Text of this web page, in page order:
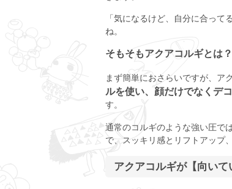
「気になるけど、自分に合っ
ね。
そもそもアクアコルギとは？
まず簡単におさらいですが、ア
ルを使い、顔だけでなくデ
す。
通常のコルギのような強い圧では
で、スッキリ感とリフトアップ
アクアコルギが【向いて